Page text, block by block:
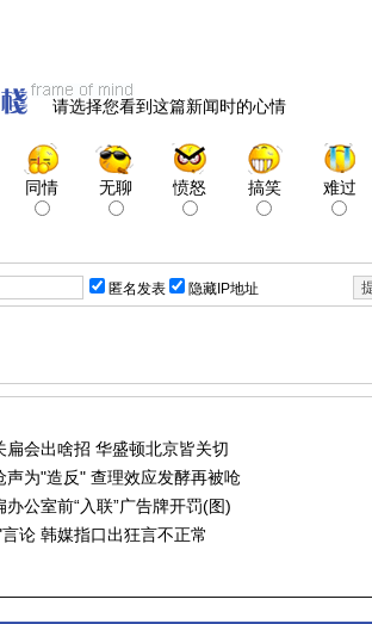
请选择您看到这篇新闻时的心情
同情 无聊 愤怒 搞笑 难过
匿名发表 隐藏IP地址
扁会出啥招 华盛顿北京皆关切
声为"造反" 查理效应发酵再被呛
办公室前“入联”广告牌开罚(图)
论 韩媒指口出狂言不正常